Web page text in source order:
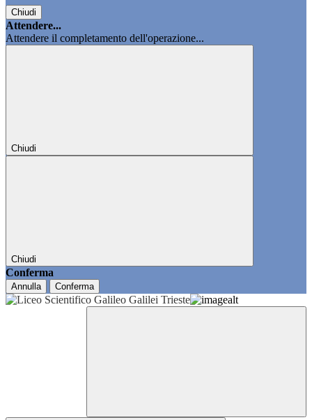
Chiudi
Attendere...
Attendere il completamento dell'operazione...
Chiudi
Chiudi
Conferma
Annulla Conferma